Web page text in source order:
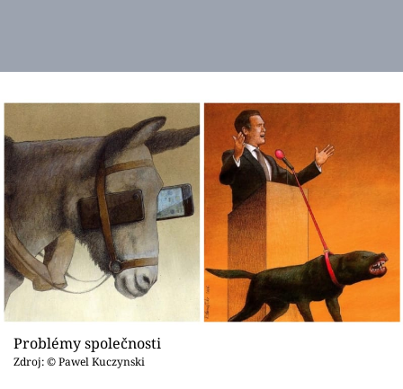
Problémy společnosti
Zdroj: © Pawel Kuczynski